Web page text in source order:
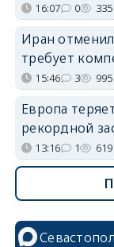
16:07 0 335
Иран
требует
15:46 3 995
Европа
рекордной
13:16 1 619